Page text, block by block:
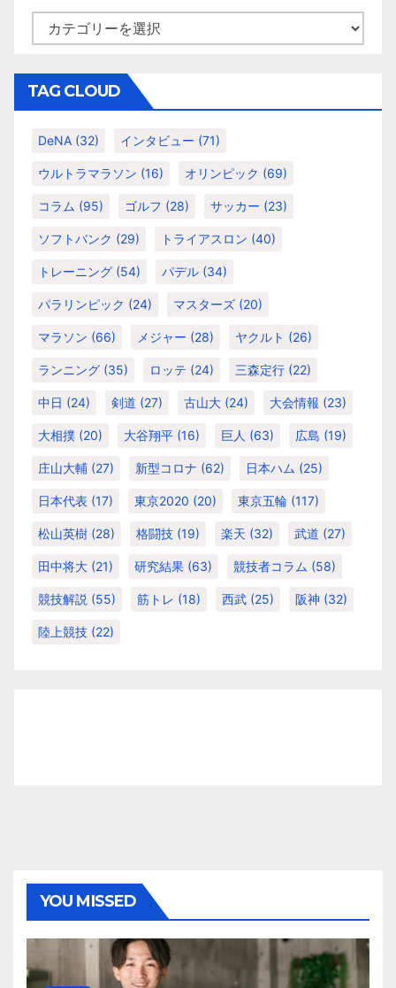
テ
リ
ー
TAG CLOUD
DeNA (32) インタビュー (71)
ウルトラマラソン (16) オリンピック (69)
コラム (95) ゴルフ (28) サッカー (23)
ソフトバンク (29) トライアスロン (40)
トレーニング (54) パデル (34)
パラリンピック (24) マスターズ (20)
マラソン (66) メジャー (28) ヤクルト (26)
ランニング (35) ロッテ (24) 三森定行 (22)
中日 (24) 剣道 (27) 古山大 (24) 大会情報 (23)
大相撲 (20) 大谷翔平 (16) 巨人 (63) 広島 (19)
庄山大輔 (27) 新型コロナ (62) 日本ハム (25)
日本代表 (17) 東京2020 (20) 東京五輪 (117)
松山英樹 (28) 格闘技 (19) 楽天 (32) 武道 (27)
田中将大 (21) 研究結果 (63) 競技者コラム (58)
競技解説 (55) 筋トレ (18) 西武 (25) 阪神 (32)
陸上競技 (22)
YOU MISSED